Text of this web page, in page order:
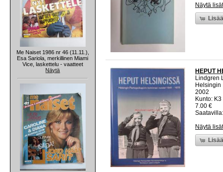
Me Naiset 1986 nr 46 (11.11.),
Esa Sariola, merkillinen Miami
Vice, laskettelu - vaatteet
Näytä
Näytä
HEPUT
Lindgren
Helsingin
2002
Kunto:
7.00 €
Näytä